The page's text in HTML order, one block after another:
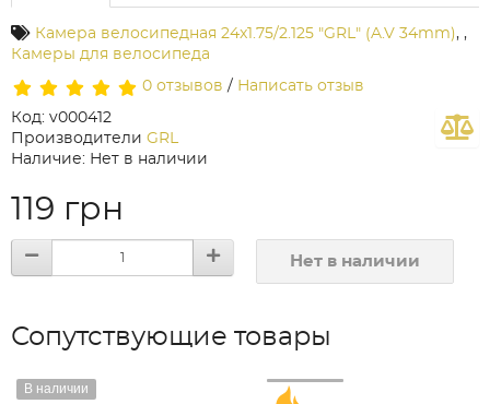
Камера велосипедная 24x1.75/2.125 "GRL" (A.V 34mm), ,
Камеры для велосипеда
0 отзывов / Написать отзыв
Код: v000412
Производители GRL
Наличие: Нет в наличии
119 грн
Нет в наличии
Сопутствующие товары
В наличии